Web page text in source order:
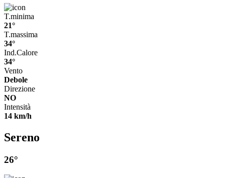
T.minima
21°
T.massima
34°
Ind.Calore
34°
Vento
Debole
Direzione
NO
Intensità
14 km/h
Sereno
26°